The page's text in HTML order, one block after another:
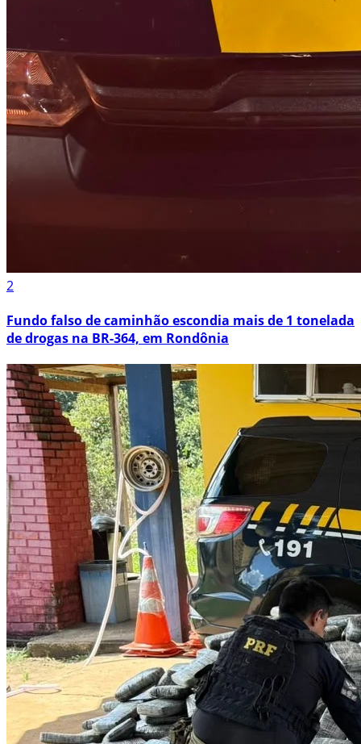
2
Fundo falso de caminhão escondia mais de 1 tonelada
de drogas na BR-364, em Rondônia